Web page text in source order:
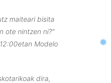
maiteari bisita
ote nintzen ni?”
Modelo
dira,